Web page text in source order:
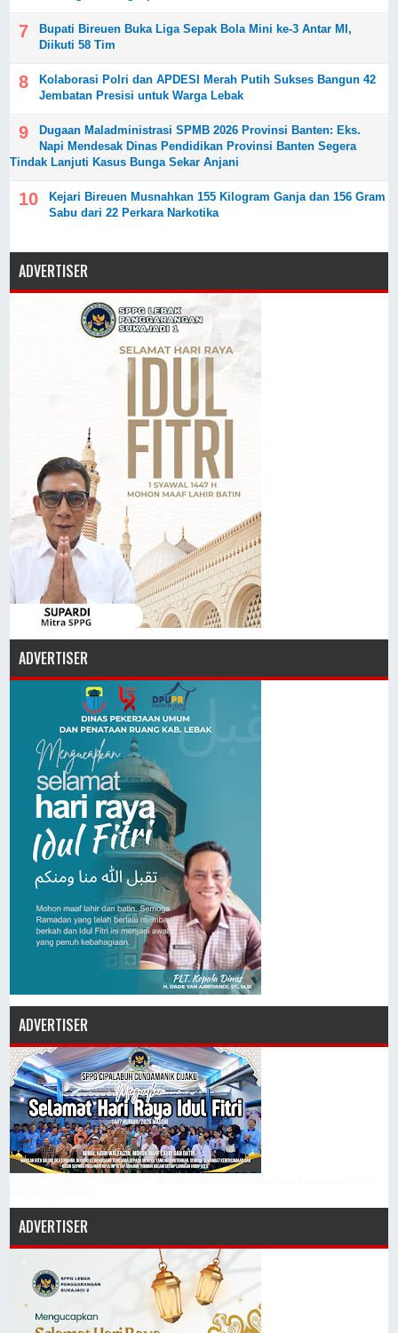
Bupati Bireuen Buka Liga Sepak Bola Mini ke-3 Antar MI,
Diikuti 58 Tim
Kolaborasi Polri dan APDESI Merah Putih Sukses Bangun 42
Jembatan Presisi untuk Warga Lebak
Dugaan Maladministrasi SPMB 2026 Provinsi Banten: Eks.
Napi Mendesak Dinas Pendidikan Provinsi Banten Segera
Tindak Lanjuti Kasus Bunga Sekar Anjani
Kejari Bireuen Musnahkan 155 Kilogram Ganja dan 156 Gram
Sabu dari 22 Perkara Narkotika
ADVERTISER
ADVERTISER
ADVERTISER
ADVERTISER